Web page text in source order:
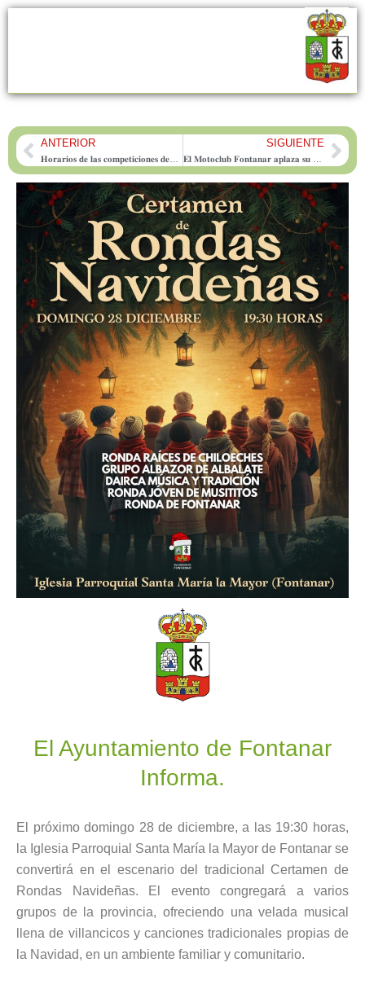
PrevANTERIOR SIGUIENTE
El Ayuntamiento de Fontanar
Informa.
El próximo domingo 28 de diciembre, a las 19:30 horas,
la Iglesia Parroquial Santa María la Mayor de Fontanar se
convertirá en el escenario del tradicional Certamen de
Rondas Navideñas. El evento congregará a varios
grupos de la provincia, ofreciendo una velada musical
llena de villancicos y canciones tradicionales propias de
la Navidad, en un ambiente familiar y comunitario.